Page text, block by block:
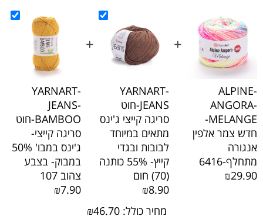
ALPINE-
ANGORA-
MELANGE-
חדש צמר אלפין
אנגורה
מתחלף-6416
₪29.90
+
YARNART-
JEANS-חוט
סריגה קייצי ג'ינס
מתאים במיוחד
לבובות ובגדי
קייץ- 55% כותנה
(70) חום
₪8.90
+
YARNART-
JEANS-
BAMBOO-חוט
סריגה קייצי-
ג'ינס במבו' 50%
במבוק- בצבע
צהוב 107
₪7.90
מחיר כולל:
₪46.70